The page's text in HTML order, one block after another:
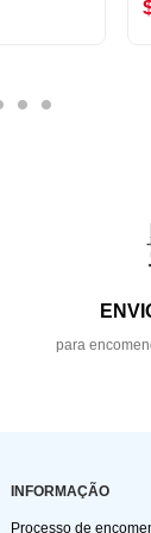
para
INFORMAÇÃO
Processo de